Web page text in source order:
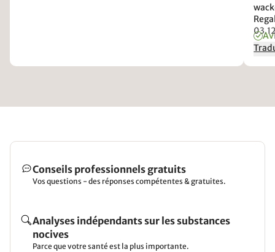
es
Conseils professionnels gratuits
Vos questions - des réponses compétentes & gratuites.
Analyses indépendants sur les substances
nocives
Parce que votre santé est la plus importante.